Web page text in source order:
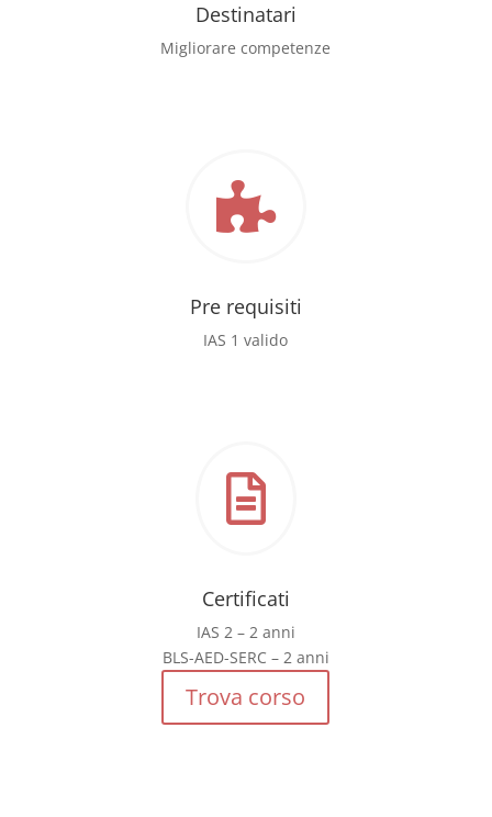
Destinatari
Migliorare competenze

Pre requisiti
IAS 1 valido

Certificati
IAS 2 – 2 anni
BLS-AED-SERC – 2 anni
Trova corso